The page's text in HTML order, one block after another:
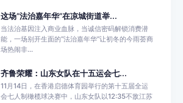
这场“法治嘉年华”在凉城街道举...
当法治基因注入商业血脉，当诚信密码解锁消费潜
能，一场别开生面的“法治嘉年华”让初冬的今雨荟商
场热闹非...
齐鲁荣耀：山东女队在十五运会七...
11月14日，在香港启德体育园举行的第十五届全运
会七人制橄榄球决赛中，山东女队以12:35不敌江苏